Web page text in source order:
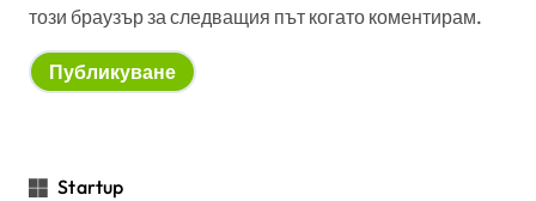
този браузър за следващия път когато коментирам.
Startup